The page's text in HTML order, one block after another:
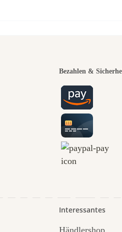
Bezahlen &
Interessantes
Händlershop